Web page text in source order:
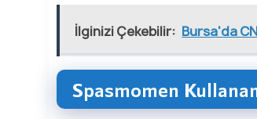
İlginizi Çekebilir: Bursa'da
Spasmomen